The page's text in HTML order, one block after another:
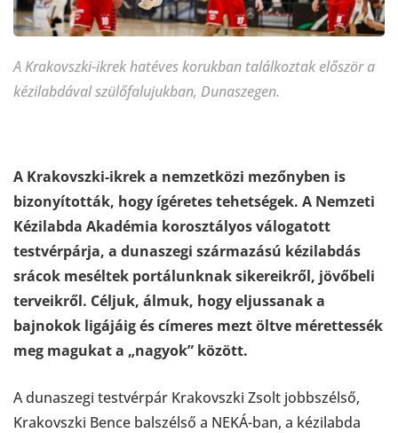
A Krakovszki-ikrek hatéves korukban találkoztak először a
kézilabdával szülőfalujukban, Dunaszegen.
A Krakovszki-ikrek a nemzetközi mezőnyben is
bizonyították, hogy ígéretes tehetségek. A Nemzeti
Kézilabda Akadémia korosztályos válogatott
testvérpárja, a dunaszegi származású kézilabdás
srácok meséltek portálunknak sikereikről, jövőbeli
terveikről. Céljuk, álmuk, hogy eljussanak a
bajnokok ligájáig és címeres mezt öltve mérettessék
meg magukat a „nagyok” között.
A dunaszegi testvérpár Krakovszki Zsolt jobbszélső,
Krakovszki Bence balszélső a NEKÁ-ban, a kézilabda